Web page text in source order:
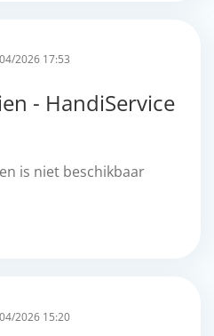
2026 17:53
- HandiService
is niet beschikbaar
2026 15:20